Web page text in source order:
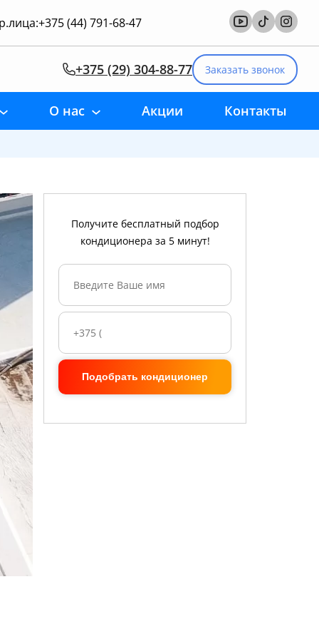
+375 (44) 791-68-47
+375 (29) 304-88-77 Заказать звонок
О нас Акции Контакты
Получите бесплатный подбор
кондиционера за 5 минут!
Подобрать кондиционер